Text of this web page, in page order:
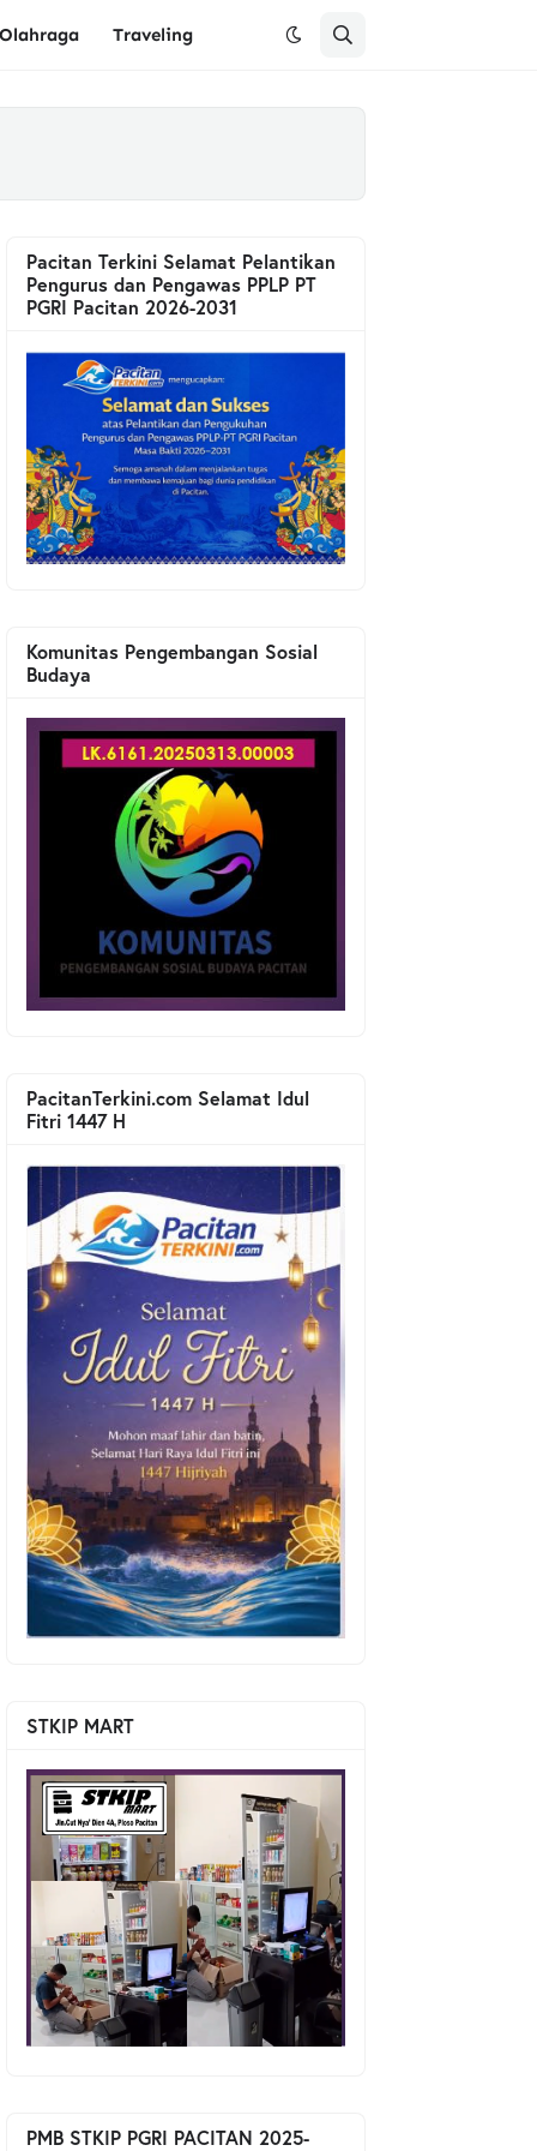
Olahraga Traveling
Pacitan Terkini Selamat Pelantikan
Pengurus dan Pengawas PPLP PT
PGRI Pacitan 2026-2031
Komunitas Pengembangan Sosial
Budaya
PacitanTerkini.com Selamat Idul
Fitri 1447 H
STKIP MART
PMB STKIP PGRI PACITAN 2025-